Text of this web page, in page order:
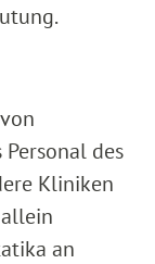
des
Kliniken
an